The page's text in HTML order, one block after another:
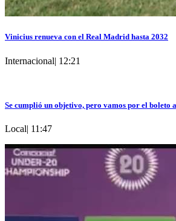
Vinicius renueva con el Real Madrid hasta 2032
Internacional| 12:21
Se cumplió un objetivo, pero vamos por el boleto
Local| 11:47